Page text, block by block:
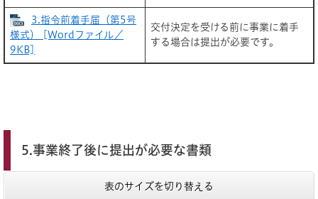
3.指令前着手届（第5号
様式） [Wordファイル／
9KB]
交付決定を受ける前に事業に着手
する場合は提出が必要です。
5.事業終了後に提出が必要な書類
表のサイズを切り替える